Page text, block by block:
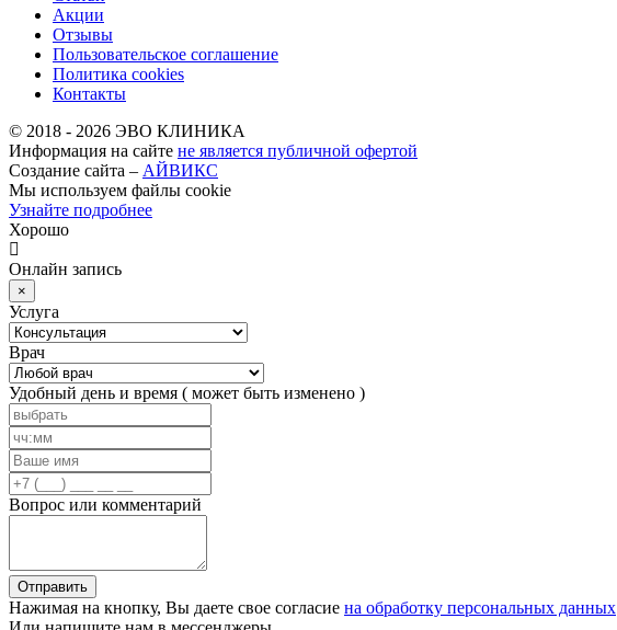
Акции
Отзывы
Пользовательское соглашение
Политика cookies
Контакты
© 2018 - 2026 ЭВО КЛИНИКА
Информация на сайте не является публичной офертой
Создание сайта – АЙВИКС
Мы используем файлы cookie
Узнайте подробнее
Хорошо
Онлайн запись
×
Услуга
Врач
Удобный день и время ( может быть изменено )
Вопрос или комментарий
Отправить
Нажимая на кнопку, Вы даете свое согласие на обработку персональных данных